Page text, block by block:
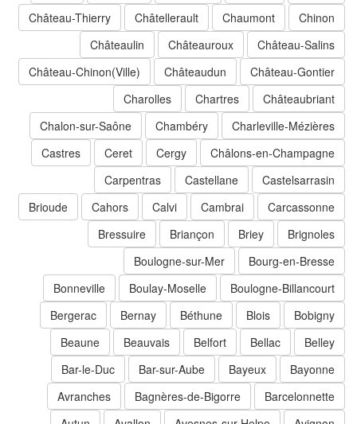
Chinon
Chaumont
Châtellerault
Château-Thierry
Château-Salins
Châteauroux
Châteaulin
Château-Gontier
Châteaudun
Château-Chinon(Ville)
Châteaubriant
Chartres
Charolles
Charleville-Mézières
Chambéry
Chalon-sur-Saône
Châlons-en-Champagne
Cergy
Ceret
Castres
Castelsarrasin
Castellane
Carpentras
Carcassonne
Cambrai
Calvi
Cahors
Brioude
Brignoles
Briey
Briançon
Bressuire
Bourg-en-Bresse
Boulogne-sur-Mer
Boulogne-Billancourt
Boulay-Moselle
Bonneville
Bobigny
Blois
Béthune
Bernay
Bergerac
Belley
Bellac
Belfort
Beauvais
Beaune
Bayonne
Bayeux
Bar-sur-Aube
Bar-le-Duc
Barcelonnette
Bagnères-de-Bigorre
Avranches